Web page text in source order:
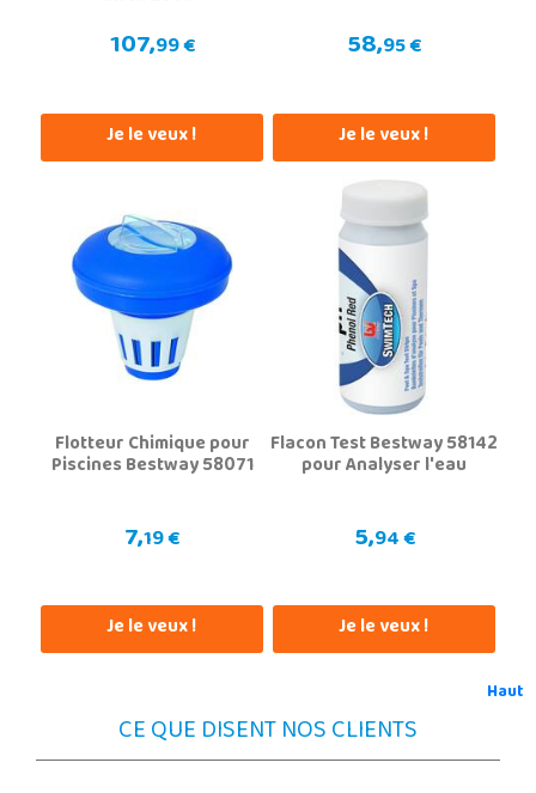
107,99 €
Je le veux !
58,95 €
Je le veux !
Flotteur Chimique pour
Piscines Bestway 58071
7,19 €
Je le veux !
Flacon Test Bestway 58142
pour Analyser l'eau
5,94 €
Je le veux !
Haut
CE QUE DISENT NOS CLIENTS